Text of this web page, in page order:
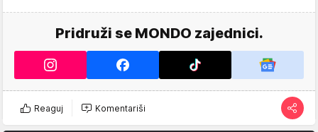
Pridruži se MONDO zajednici.
Reaguj Komentariši